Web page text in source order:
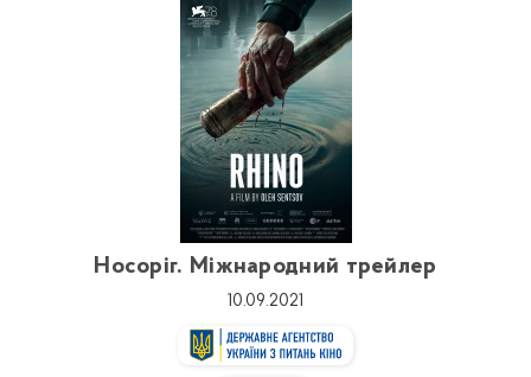
Носоріг. Міжнародний трейлер
10.09.2021